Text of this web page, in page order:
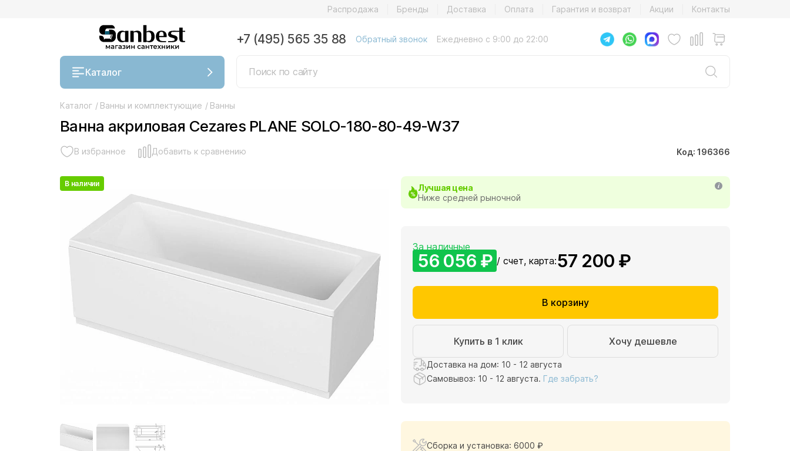
Распродажа Бренды Доставка Оплата Гарантия и возврат Акции Контакты
Каталог
+7 (495) 565 35 88 Обратный звонок Ежедневно с 9:00 до 22:00
Каталог / Ванны и комплектующие / Ванны
Ванна акриловая Cezares PLANE SOLO-180-80-49-W37
В избранное Добавить к сравнению Код: 196366
В наличии
Лучшая цена
Ниже средней рыночной
За наличные
56 056 ₽ / счет, карта:57 200 ₽
В корзину
Купить в 1 клик Хочу дешевле
Доставка на дом: 10 - 12 августа
Самовывоз: 10 - 12 августа. Где забрать?
Сборка и установка: 6000 ₽